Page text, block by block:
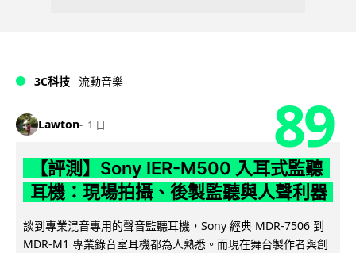
3C科技 流動音樂
Lawton 1 日 89
【評測】Sony IER-M500 入耳式監聽
耳機：現場拍攝、後製監聽與人聲利器
談到專業混音專用的聲音監聽耳機，Sony 經典 MDR-7506 到
MDR-M1 專業錄音室耳機都為人熟悉。而現在舞台製作者與創